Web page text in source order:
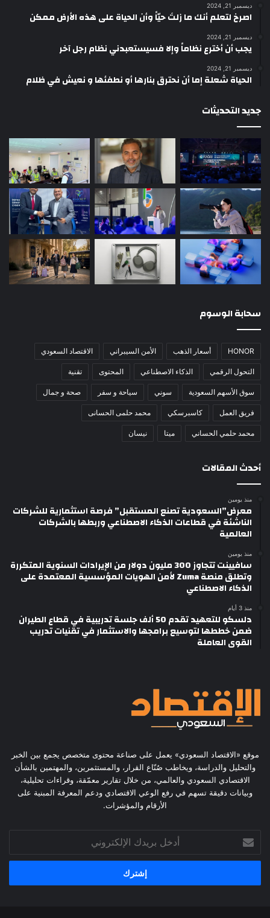
ديسمبر 21, 2024
‫اصرخ لتعلم أنك ما زلتَ حيّاً وأن الحياة على هذه الأرض ممكن
ديسمبر 21, 2024
يجب أن أخترع نظاماً وإلا فسيستعبدني نظام رجل آخر
ديسمبر 21, 2024
الحياة شعلة إما أن نحترق بنارها أو نطفئها و نعيش في ظلام
جديد التحديثات
سحابة الوسوم
HONOR أسعار الذهب الأمن السيبراني الاقتصاد السعودي
التحول الرقمي الذكاء الاصطناعي المحتوى تقنية
سوق الأسهم السعودية سوني سياحة و سفر صحة و جمال
فريق العمل كاسبرسكي محمد حلمى الحسانى
محمد حلمي الحساني ميتا نيسان
أحدث المقالات
منذ يومين
معرض”السعودية تصنع المستقبل” فرصة استثمارية للشركات
الناشئة في قطاعات الذكاء الاصطناعي وربطها بالشركات
العالمية
منذ يومين
سافيينت تتجاوز 300 مليون دولار من الإيرادات السنوية المتكررة
وتطلق منصة Zuma لأمن الهويات المؤسسية المعتمدة على
الذكاء الاصطناعي
منذ 3 أيام
دلسكو للتعهيد تقدم 50 ألف جلسة تدريبية في قطاع الطيران
ضمن خططها لتوسيع برامجها والاستثمار في تقنيات تدريب
القوى العاملة
موقع «الاقتصاد السعودي» يعمل على صناعة محتوى متخصص يجمع بين الخبر
والتحليل والدراسة، ويخاطب صُنّاع القرار، والمستثمرين، والمهتمين بالشأن
الاقتصادي السعودي والعالمي، من خلال تقارير معمّقة، وقراءات تحليلية،
وبيانات دقيقة تسهم في رفع الوعي الاقتصادي ودعم المعرفة المبنية على
الأرقام والمؤشرات.
بريدك
الإلكتروني